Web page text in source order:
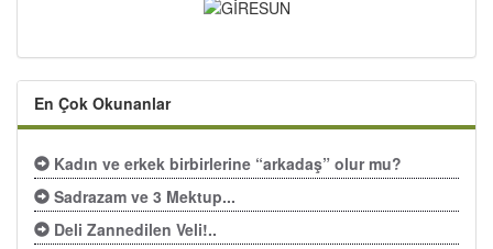
En Çok Okunanlar
Kadın ve erkek birbirlerine “arkadaş” olur mu?
Sadrazam ve 3 Mektup...
Deli Zannedilen Veli!..